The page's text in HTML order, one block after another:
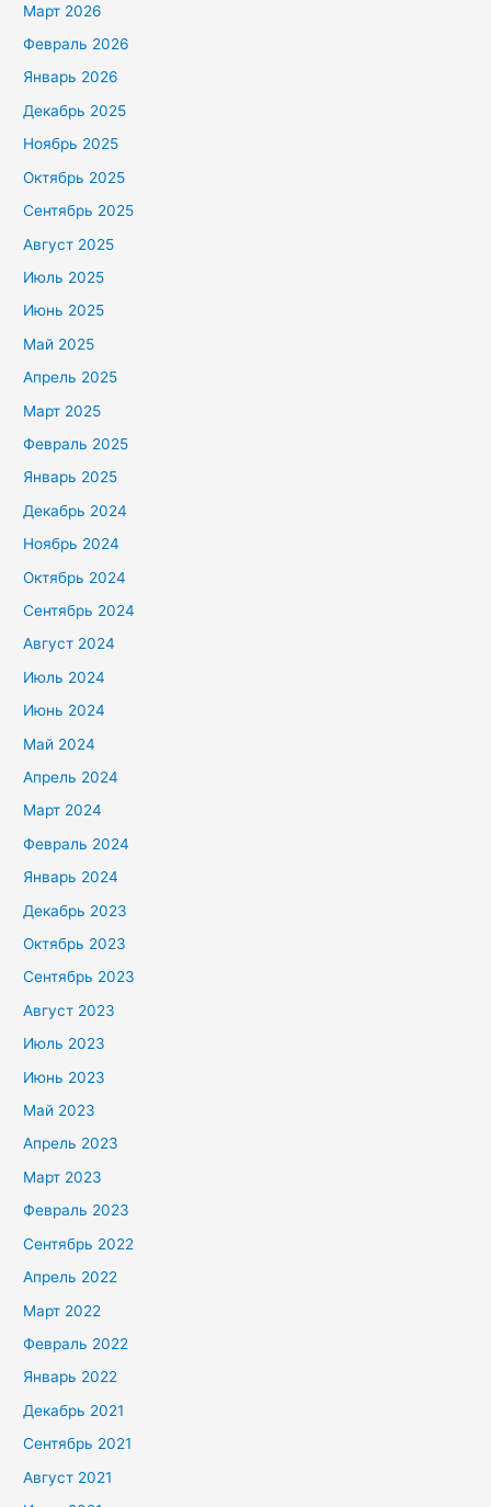
Март 2026
Февраль 2026
Январь 2026
Декабрь 2025
Ноябрь 2025
Октябрь 2025
Сентябрь 2025
Август 2025
Июль 2025
Июнь 2025
Май 2025
Апрель 2025
Март 2025
Февраль 2025
Январь 2025
Декабрь 2024
Ноябрь 2024
Октябрь 2024
Сентябрь 2024
Август 2024
Июль 2024
Июнь 2024
Май 2024
Апрель 2024
Март 2024
Февраль 2024
Январь 2024
Декабрь 2023
Октябрь 2023
Сентябрь 2023
Август 2023
Июль 2023
Июнь 2023
Май 2023
Апрель 2023
Март 2023
Февраль 2023
Сентябрь 2022
Апрель 2022
Март 2022
Февраль 2022
Январь 2022
Декабрь 2021
Сентябрь 2021
Август 2021